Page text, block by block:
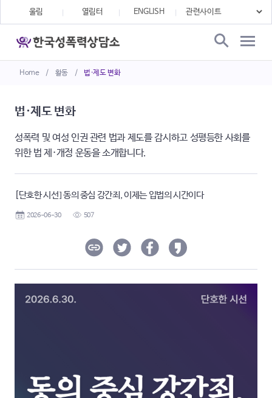
Home / 활동 / 법·제도 변화
울림 열림터 ENGLISH
법·제도 변화
성폭력 및 여성 인권 관련 법과 제도를 감시하고 성평등한 사회를
위한 법 제·개정 운동을 소개합니다.
[단호한 시선] 동의 중심 강간죄, 이제는 입법의 시간이다
2026-06-30 507